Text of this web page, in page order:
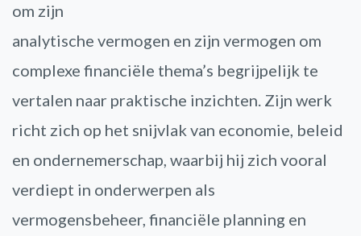
om zijn
analytische vermogen en zijn vermogen om
complexe financiële thema’s begrijpelijk te
vertalen naar praktische inzichten. Zijn werk
richt zich op het snijvlak van economie, beleid
en ondernemerschap, waarbij hij zich vooral
verdiept in onderwerpen als
vermogensbeheer, financiële planning en